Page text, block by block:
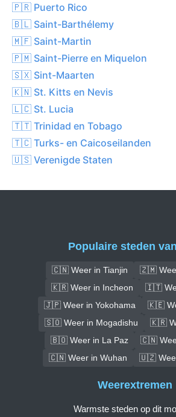
🇵🇷 Puerto Rico
🇧🇱 Saint-Barthélemy
🇲🇫 Saint-Martin
🇵🇲 Saint-Pierre en Miquelon
🇸🇽 Sint-Maarten
🇰🇳 St. Kitts en Nevis
🇱🇨 St. Lucia
🇹🇹 Trinidad en Tobago
🇹🇨 Turks- en Caicoseilanden
🇺🇸 Verenigde Staten
Populaire steden
🇨🇳 Weer in Tianjin
🇿🇲
🇰🇷 Weer in Incheon
🇮🇹
🇯🇵 Weer in Yokohama
🇰🇪
🇸🇴 Weer in Mogadishu
🇰🇷
🇧🇴 Weer in La Paz
🇨🇳
🇨🇳 Weer in Wuhan
🇺🇿
Weerextremen
Warmste steden op dit